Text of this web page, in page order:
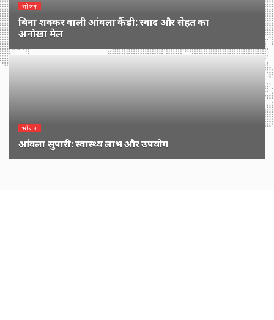
भोजन
बिना शक्कर वाली आंवला कैंडी: स्वाद और सेहत का
अनोखा मेल
1 YEAR पहले
भोजन
आंवला सुपारी: स्वास्थ्य लाभ और उपयोग